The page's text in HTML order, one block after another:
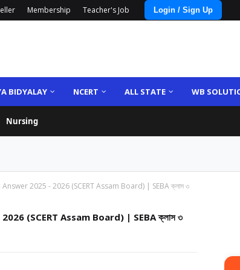
Membership Teacher's Job Login / Sign Up
BIDYALAY NCERT ALL STATE WB
Nursing
2025 - 2026 (SCERT Assam Board) | SEBA ক্লাস ৩
(SCERT Assam Board) | SEBA ক্লাস ৩